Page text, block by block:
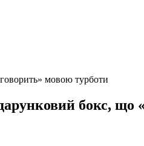
мовою турботи
бокс, що